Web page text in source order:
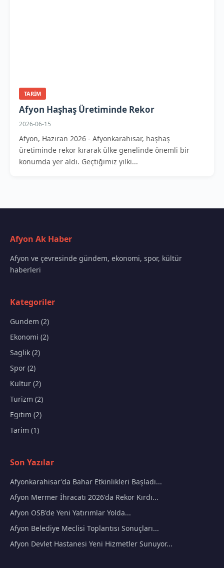
TARIM
Afyon Haşhaş Üretiminde Rekor
2026-06-15
Afyon, Haziran 2026 - Afyonkarahisar, haşhaş
üretiminde rekor kırarak ülke genelinde önemli bir
konumda yer aldı. Geçtiğimiz yılki...
Afyon Ak Haber
Afyon ve çevresinde gündem, ekonomi, spor, kültür
haberleri
Kategoriler
Gundem (2)
Ekonomi (2)
Saglik (2)
Spor (2)
Kultur (2)
Turizm (2)
Egitim (2)
Tarim (1)
Son Yazılar
Afyonkarahisar'da Bahar Etkinlikleri Başladı...
Afyon Mermer İhracatı 2026'da Rekor Kırdı...
Afyon OSB'de Yeni Yatırımlar Yolda...
Afyon Belediye Meclisi Toplantısı Sonuçları...
Afyon Devlet Hastanesi Yeni Hizmetler Sunuyor...